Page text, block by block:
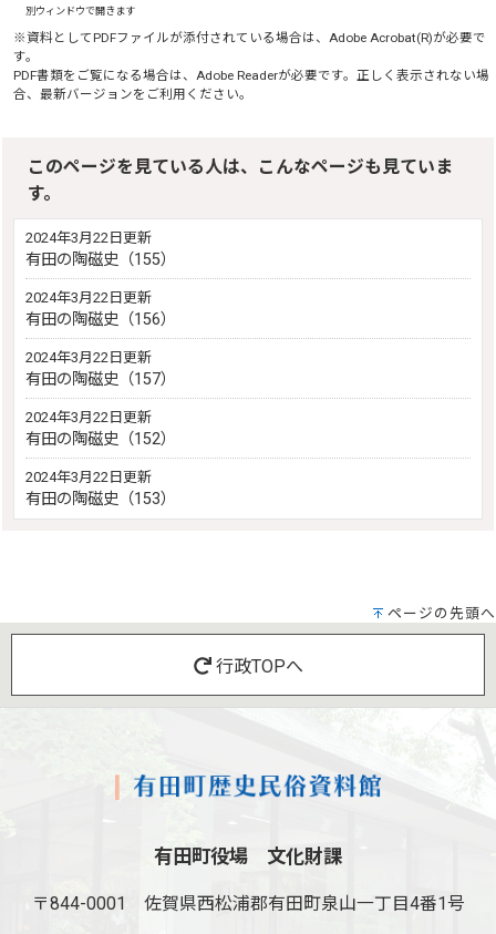
別ウィンドウで開きます
※資料としてPDFファイルが添付されている場合は、Adobe Acrobat(R)が必要で
す。
PDF書類をご覧になる場合は、Adobe Readerが必要です。正しく表示されない場
合、最新バージョンをご利用ください。
このページを見ている人は、こんなページも見ていま
す。
2024年3月22日更新
有田の陶磁史（155）
2024年3月22日更新
有田の陶磁史（156）
2024年3月22日更新
有田の陶磁史（157）
2024年3月22日更新
有田の陶磁史（152）
2024年3月22日更新
有田の陶磁史（153）
ページの先頭へ
行政TOPへ
有田町役場 文化財課
〒844-0001 佐賀県西松浦郡有田町泉山一丁目4番1号